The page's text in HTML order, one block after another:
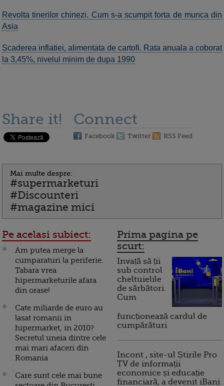
Revolta tinerilor chinezi. Cum s-a scumpit forta de munca din
Asia
Scaderea inflatiei, alimentata de cartofi. Rata anuala a coborat
la 3,45%, nivelul minim de dupa 1990
Share it! Connect
Facebook Twitter RSS Feed
Mai multe despre:
#supermarketuri
#Discounteri
#magazine mici
Pe acelasi subiect:
Am putea merge la
cumparaturi la periferie.
Tabara vrea
hipermarketurile afara
din orase!
Cate miliarde de euro au
lasat romanii in
hipermarket, in 2010?
Secretul uneia dintre cele
mai mari afaceri din
Romania
Care sunt cele mai bune
Prima pagina pe
scurt:
Invață să ții
sub control
cheltuielile
de sărbători.
Cum
funcționează cardul de
cumpărături
Incont , site-ul Știrile Pro
TV de informații
economice și educație
financiară, a devenit iBani